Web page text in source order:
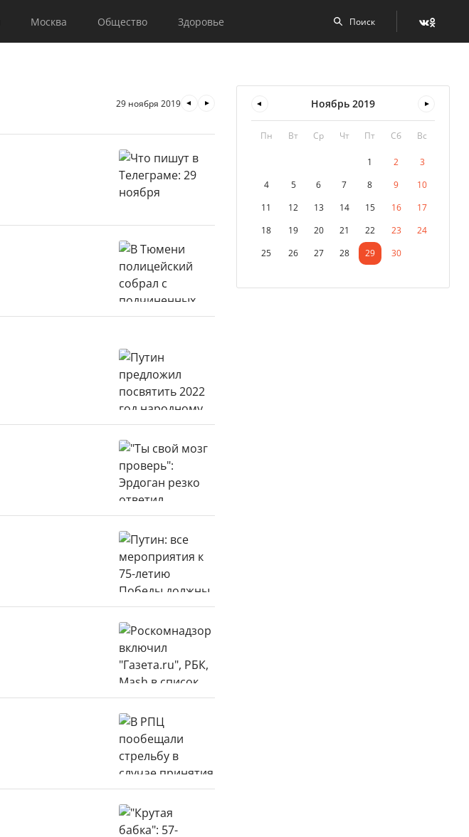
Москва Общество Здоровье
29 ноября 2019 Ноябрь 2019
Пн Вт Ср Чт Пт Сб Вс
1 2
3
4
5 6 7 8 9
10
11
12 13 14 15 16
17
18
19 20 21 22 23
24
25
26 27 28 29 30